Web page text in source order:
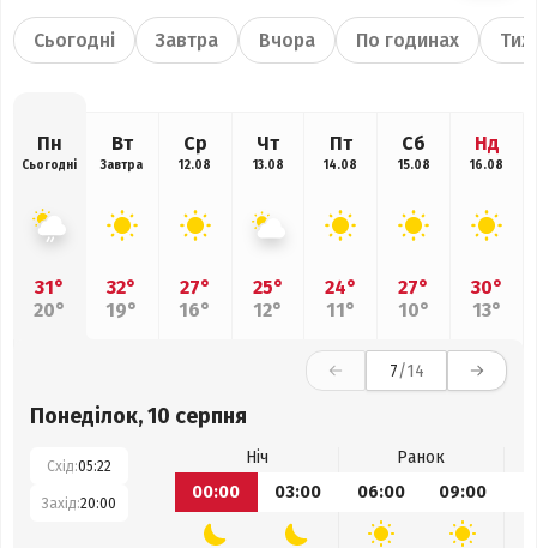
Сьогодні Завтра Вчора По годинах
Пн
Сьогодні
31°
20°
Вт
Завтра
32°
19°
Ср
12.08
27°
16°
Чт
13.08
25°
12°
Пт
14.08
24°
11°
Сб
15.08
27°
10°
Нд
16.08
30°
13°
7/14
Понеділок, 10 серпня
Схід:05:22
Захід:20:00
Ніч
Ранок
00:00
03:00 06:00 09:00